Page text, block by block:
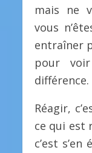
mais ne
vous
entraîner
pour
différence.
Réagir,
ce qui est
c’est